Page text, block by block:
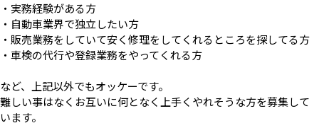
・実務経験がある方
・自動車業界で独立したい方
・販売業務をしていて安く修理をしてくれるところを探してる方
・車検の代行や登録業務をやってくれる方
など、上記以外でもオッケーです。
難しい事はなくお互いに何となく上手くやれそうな方を募集して
います。